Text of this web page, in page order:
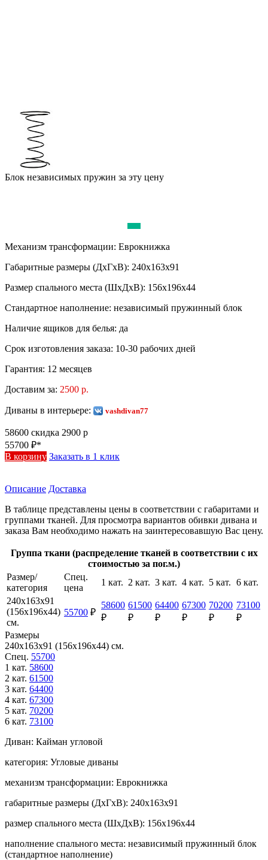
Блок независимых пружин за эту цену
Механизм трансформации: Еврокнижка
Габаритные размеры (ДхГхВ): 240х163х91
Размер спального места (ШхДхВ): 156х196х44
Стандартное наполнение: независимый пружинный блок
Наличие ящиков для белья: да
Срок изготовления заказа: 10-30 рабочих дней
Гарантия: 12 месяцев
Доставим за: 2500 р.
Диваны в интерьере: vashdivan77
58600 скидка 2900 р
55700 ₽*
В корзину Заказать в 1 клик
Описание Доставка
В таблице представлены цены в соответствии с габаритами и
группами тканей. Для просмотра вариантов обивки дивана и
заказа Вам необходимо нажать на заинтересовавшую Вас цену.
Группа ткани (распределение тканей в соответствии с их
стоимостью за пог.м.)
Размер/
категория
Спец.
цена
1 кат. 2 кат. 3 кат. 4 кат. 5 кат. 6 кат.
240х163х91
(156х196х44)
см.
55700 ₽
58600
₽
61500
₽
64400
₽
67300
₽
70200
₽
73100
₽
Размеры
240х163х91 (156х196х44) см.
Спец. 55700
1 кат. 58600
2 кат. 61500
3 кат. 64400
4 кат. 67300
5 кат. 70200
6 кат. 73100
Диван: Кайман угловой
категория: Угловые диваны
механизм трансформации: Еврокнижка
габаритные размеры (ДхГхВ): 240х163х91
размер спального места (ШхДхВ): 156х196х44
наполнение спального места: независимый пружинный блок
(стандартное наполнение)